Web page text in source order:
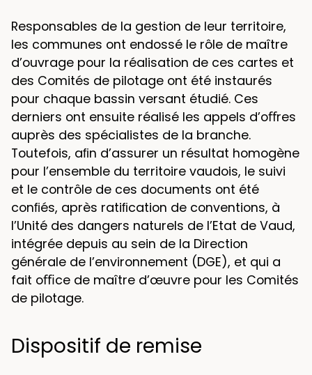
Responsables de la gestion de leur territoire,
les communes ont endossé le rôle de maître
d’ouvrage pour la réalisation de ces cartes et
des Comités de pilotage ont été instaurés
pour chaque bassin versant étudié. Ces
derniers ont ensuite réalisé les appels d’oﬀres
auprès des spécialistes de la branche.
Toutefois, aﬁn d’assurer un résultat homogène
pour l’ensemble du territoire vaudois, le suivi
et le contrôle de ces documents ont été
conﬁés, après ratiﬁcation de conventions, à
l’Unité des dangers naturels de l’Etat de Vaud,
intégrée depuis au sein de la Direction
générale de l’environnement (DGE), et qui a
fait oﬃce de maître d’œuvre pour les Comités
de pilotage.
Dispositif de remise